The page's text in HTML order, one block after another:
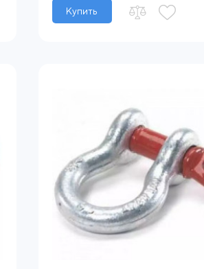
Купить